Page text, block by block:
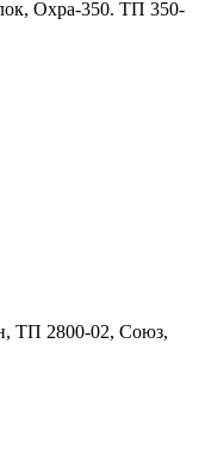
Охра-350. ТП 350-
ТП 2800-02, Союз,